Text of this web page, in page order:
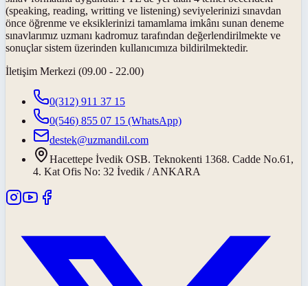
(speaking, reading, writting ve listening) seviyelerinizi sınavdan
önce öğrenme ve eksiklerinizi tamamlama imkânı sunan deneme
sınavlarımız uzmanı kadromuz tarafından değerlendirilmekte ve
sonuçlar sistem üzerinden kullanıcımıza bildirilmektedir.
İletişim Merkezi (09.00 - 22.00)
0(312) 911 37 15
0(546) 855 07 15 (WhatsApp)
destek@uzmandil.com
Hacettepe İvedik OSB. Teknokenti 1368. Cadde No.61,
4. Kat Ofis No: 32 İvedik / ANKARA